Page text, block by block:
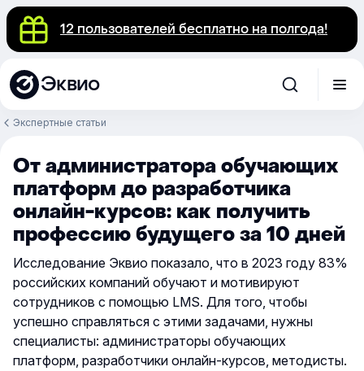
12 пользователей бесплатно на полгода!
Эквио
Экспертные статьи
От администратора обучающих
платформ до разработчика
онлайн-курсов: как получить
профессию будущего за 10 дней
Исследование Эквио показало, что в 2023 году 83%
российских компаний обучают и мотивируют
сотрудников с помощью LMS. Для того, чтобы
успешно справляться с этими задачами, нужны
специалисты: администраторы обучающих
платформ, разработчики онлайн-курсов, методисты.